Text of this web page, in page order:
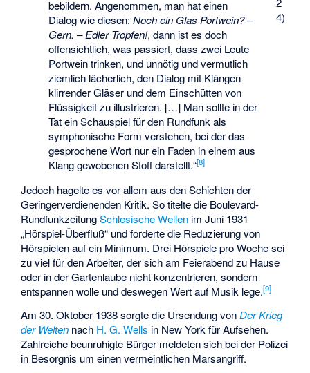
4)
bebildern. Angenommen, man hat einen
Dialog wie diesen:Noch ein Glas Portwein?–
Gern. –Edler Tropfen!, dann ist es doch
offensichtlich, was passiert, dass zwei Leute
Portwein trinken, und unnötig und vermutlich
ziemlich lächerlich, den Dialog mit Klängen
klirrender Gläser und dem Einschütten von
Flüssigkeit zu illustrieren. […] Man sollte in der
Tat ein Schauspiel für den Rundfunk als
symphonische Form verstehen, bei der das
gesprochene Wort nur ein Faden in einem aus
Klang gewobenen Stoff darstellt.“[8]
Jedoch hagelte es vor allem aus den Schichten der
Geringerverdienenden Kritik. So titelte die Boulevard-
RundfunkzeitungSchlesische Wellen im Juni 1931
„Hörspiel-Überfluß“ und forderte die Reduzierung von
Hörspielen auf ein Minimum. Drei Hörspiele pro Woche sei
zu viel für den Arbeiter, der sich am Feierabend zu Hause
oder in der Gartenlaube nicht konzentrieren, sondern
entspannen wolle und deswegen Wert auf Musik lege.[9]
Am 30. Oktober 1938 sorgte die Ursendung vonDer Krieg
der Welten nach H. G. Wells in New York für Aufsehen.
Zahlreiche beunruhigte Bürger meldeten sich bei der Polizei
in Besorgnis um einen vermeintlichen Marsangriff.